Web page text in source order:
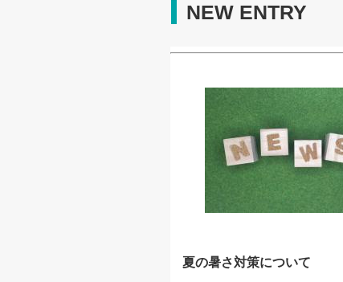
NEW ENTRY
夏の暑さ対策について